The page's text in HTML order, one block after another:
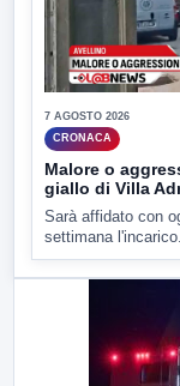
7 AGOSTO 2026
CRONACA
Malore o
giallo di Villa
Sarà affidato con
settimana